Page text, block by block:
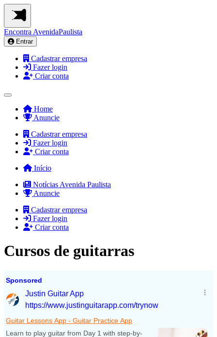
Encontra AvenidaPaulista
Entrar
Cadastrar empresa
Fazer login
Criar conta
Home
Anuncie
Cadastrar empresa
Fazer login
Criar conta
Início
Notícias Avenida Paulista
Anuncie
Cadastrar empresa
Fazer login
Criar conta
Cursos de guitarras